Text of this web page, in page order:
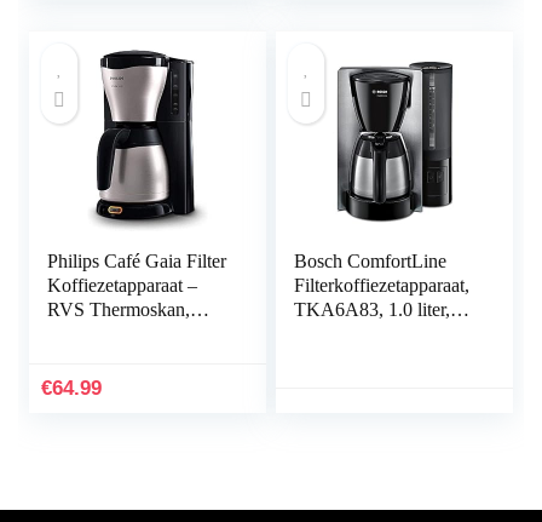
Philips Café Gaia Filter
Koffiezetapparaat –
RVS Thermoskan,
Aromavergrendeling,
€64.99
Bosch ComfortLine
Filterkoffiezetapparaat,
TKA6A83, 1.0 liter,